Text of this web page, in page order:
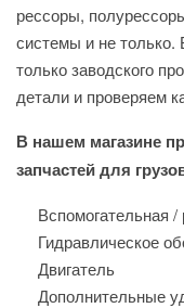
рессоры,
системы и не
только заводского
детали и проверяем
В нашем магазине
запчастей для
Вспомогательная
Гидравлическое
Двигатель
Дополнительные